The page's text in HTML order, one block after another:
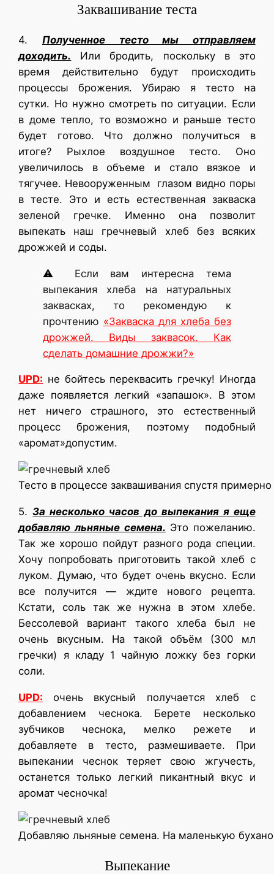
Заквашивание теста
4. Полученное тесто мы отправляем
доходить. Или бродить, поскольку в это
время действительно будут происходить
процессы брожения. Убираю я тесто на
сутки. Но нужно смотреть по ситуации. Если
в доме тепло, то возможно и раньше тесто
будет готово. Что должно получиться в
итоге? Рыхлое воздушное тесто. Оно
увеличилось в объеме и стало вязкое и
тягучее. Невооруженным глазом видно поры
в тесте. Это и есть естественная закваска
зеленой гречке. Именно она позволит
выпекать наш гречневый хлеб без всяких
дрожжей и соды.
⚠ Если вам интересна тема
выпекания хлеба на натуральных
заквасках, то рекомендую к
прочтению «Закваска для хлеба без
дрожжей. Виды заквасок. Как
сделать домашние дрожжи?»
UPD: не бойтесь переквасить гречку! Иногда
даже появляется легкий «запашок». В этом
нет ничего страшного, это естественный
процесс брожения, поэтому подобный
«аромат»допустим.
Тесто в процессе заквашивания спустя примерно
5.За несколько часов до выпекания я еще
добавляю льняные семена. Это пожеланию.
Так же хорошо пойдут разного рода специи.
Хочу попробовать приготовить такой хлеб с
луком. Думаю, что будет очень вкусно. Если
все получится — ждите нового рецепта.
Кстати, соль так же нужна в этом хлебе.
Бессолевой вариант такого хлеба был не
очень вкусным. На такой объём (300 мл
гречки) я кладу 1 чайную ложку без горки
соли.
UPD:
очень вкусный получается хлеб с
добавлением чеснока. Берете несколько
зубчиков чеснока, мелко режете и
добавляете в тесто, размешиваете. При
выпекании чеснок теряет свою жгучесть,
останется только легкий пикантный вкус и
аромат чесночка!
Добавляю льняные семена. На маленькую
Выпекание